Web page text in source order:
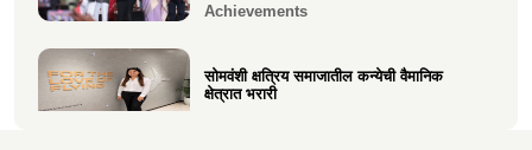
Achievements
सोमवंशी क्षत्रिय समाजातील कन्येची वैमानिक
क्षेत्रात भरारी